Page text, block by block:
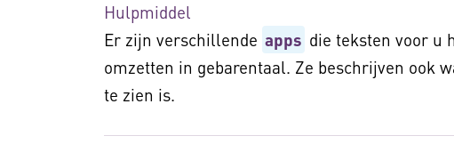
Hulpmiddel
Er zijn verschillende apps die teksten voor u
omzetten in gebarentaal. Ze beschrijven ook
te zien is.